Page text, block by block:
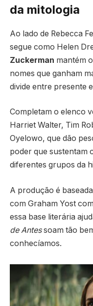
da mitologia
Ao lado de Rebecca
segue como Helen
Zuckerman mantém
nomes que ganham
divide entre presente
Completam o elenco
Harriet Walter, Tim
Oyelowo, que dão
poder que sustentam
diferentes grupos da
A produção é
com Graham Yost
essa base literária
de Antessoam tão
conhecíamos.